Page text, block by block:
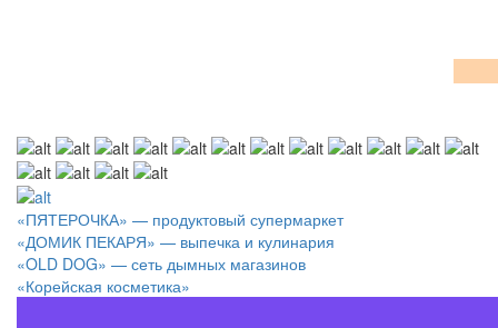
«ПЯТЕРОЧКА» — продуктовый супермаркет
«ДОМИК ПЕКАРЯ» — выпечка и кулинария
«OLD DOG» — сеть дымных магазинов
«Корейская косметика»